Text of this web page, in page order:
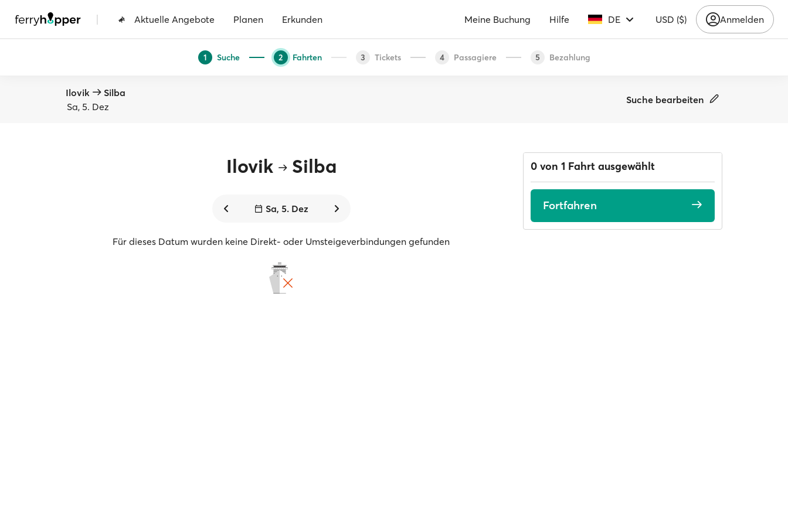
| Aktuelle Angebote Planen Erkunden Meine Buchung Hilfe DE USD ($) Anmelden
1 Suche 2 Fahrten 3 Tickets 4 Passagiere 5 Bezahlung
Ilovik
Silba
Sa, 5. Dez
Suche bearbeiten
Ilovik Silba
Sa, 5. Dez
Für dieses Datum wurden keine Direkt- oder Umsteigeverbindungen gefunden
0 von 1 Fahrt ausgewählt
Fortfahren